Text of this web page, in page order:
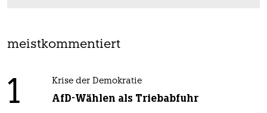
meistkommentiert
1 Krise der Demokratie
AfD-Wählen als Triebabfuhr